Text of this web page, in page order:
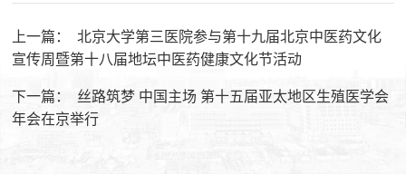
上一篇：
北京大学第三医院参与第十九届北京中医药文化
宣传周暨第十八届地坛中医药健康文化节活动
下一篇：
丝路筑梦 中国主场 第十五届亚太地区生殖医学会
年会在京举行